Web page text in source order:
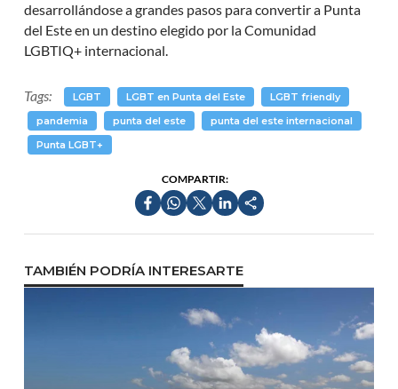
desarrollándose a grandes pasos para convertir a Punta
del Este en un destino elegido por la Comunidad
LGBTIQ+ internacional.
Tags: LGBT LGBT en Punta del Este
LGBT friendly
pandemia
punta del este
punta del este internacional
Punta LGBT+
COMPARTIR:
TAMBIÉN PODRÍA INTERESARTE